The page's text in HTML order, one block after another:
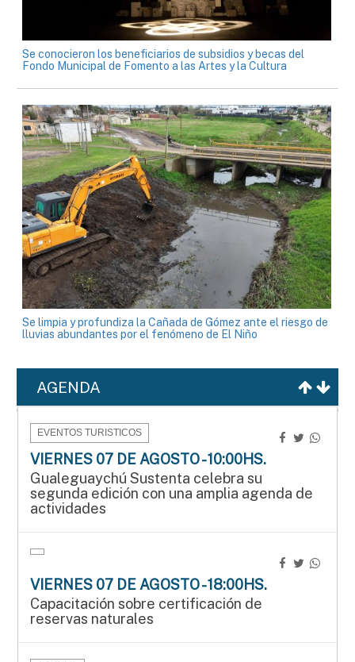
Se conocieron los beneficiarios de subsidios y becas del
Fondo Municipal de Fomento a las Artes y la Cultura
Se limpia y profundiza la Cañada de Gómez ante el riesgo de
lluvias abundantes por el fenómeno de El Niño
AGENDA
EVENTOS TURISTICOS
VIERNES 07 DE AGOSTO - 10:00HS.
Gualeguaychú Sustenta celebra su
segunda edición con una amplia agenda de
actividades
VIERNES 07 DE AGOSTO - 18:00HS.
Capacitación sobre certificación de
reservas naturales